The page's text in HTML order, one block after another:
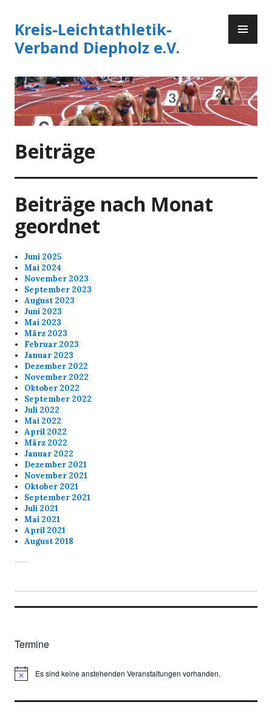
Inhalt
springen
Kreis-Leichtathletik-
Verband Diepholz e.V.
Beiträge
Beiträge nach Monat
geordnet
Juni 2025
Mai 2024
November 2023
September 2023
August 2023
Juni 2023
Mai 2023
März 2023
Februar 2023
Januar 2023
Dezember 2022
November 2022
Oktober 2022
September 2022
Juli 2022
Mai 2022
April 2022
März 2022
Januar 2022
Dezember 2021
November 2021
Oktober 2021
September 2021
Juli 2021
Mai 2021
April 2021
August 2018
Termine
Es sind keine anstehenden Veranstaltungen vorhanden.